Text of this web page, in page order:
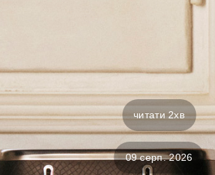
читати 2хв
09 серп. 2026